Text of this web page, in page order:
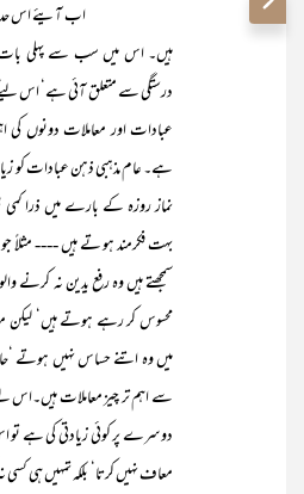
اب آیئے اس حدیث
ہیں۔ اس میں سب سے پہلی بات
درستگی سے متعلق آئی ہے‘ اس
عبادات اور معاملات دونوں کی
ہے۔ عام مذہبی ذہن عبادات کو
نماز روزہ کے بارے میں ذرا
بہت فکرمند ہو تے ہیں ---- مثلاً
سمجھتے ہیں وہ رفع یدین نہ
محسوس کر رہے ہوتے ہیں‘
میں وہ اتنے حساس نہیں ہوتے
سے اہم تر چیز معاملات ہیں۔اس
دوسرے پر کوئی زیادتی کی ہے تو اس
معاف نہیں کرتا‘ بلکہ تمہیں ہی